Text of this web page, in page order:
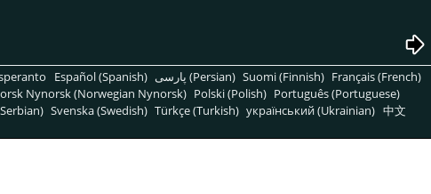
Español (Spanish) پارسی (Persian) Suomi (Finnish) Français (French)
Nynorsk (Norwegian Nynorsk) Polski (Polish) Português (Portuguese)
Svenska (Swedish) Türkçe (Turkish) український (Ukrainian) 中文